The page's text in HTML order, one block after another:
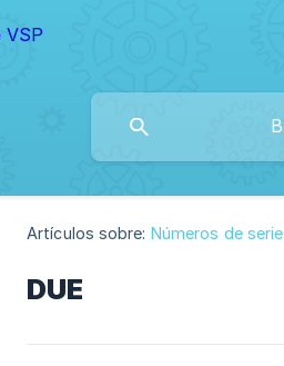
Artículos sobre: Números de serie
DUE